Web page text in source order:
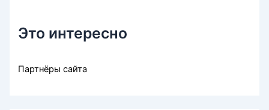
Это интересно
Партнёры сайта